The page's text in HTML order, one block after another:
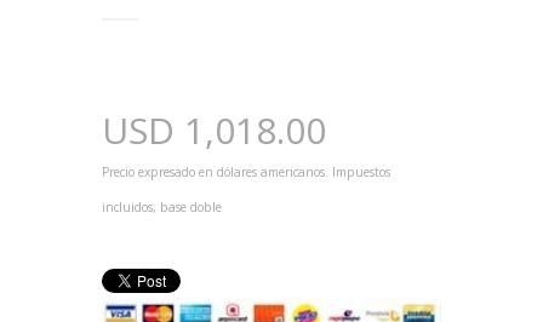
USD 1,018.00
Precio expresado en dólares americanos. Impuestos
incluidos, base doble